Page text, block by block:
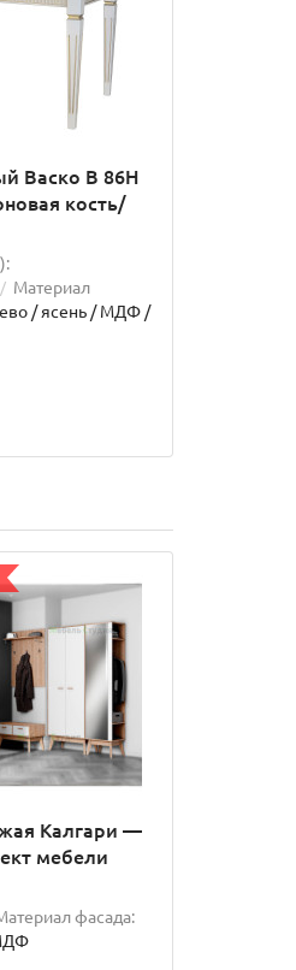
Васко В 86Н
кость/
Материал
/ ясень / МДФ /
Калгари —
мебели
фасада: